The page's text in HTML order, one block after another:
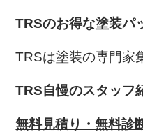
TRSのお得な塗装パ
TRSは塗装の専門家
TRS自慢のスタッフ
無料見積り・無料診